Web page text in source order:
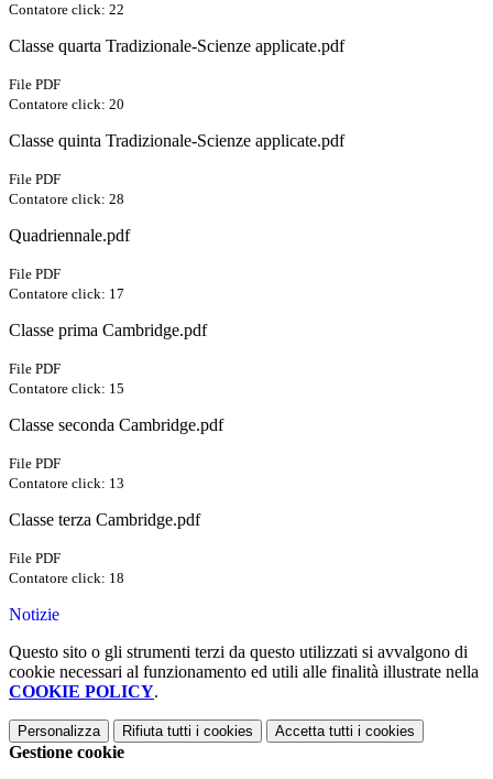
Contatore click: 22
Classe quarta Tradizionale-Scienze applicate.pdf
File PDF
Contatore click: 20
Classe quinta Tradizionale-Scienze applicate.pdf
File PDF
Contatore click: 28
Quadriennale.pdf
File PDF
Contatore click: 17
Classe prima Cambridge.pdf
File PDF
Contatore click: 15
Classe seconda Cambridge.pdf
File PDF
Contatore click: 13
Classe terza Cambridge.pdf
File PDF
Contatore click: 18
Notizie
Questo sito o gli strumenti terzi da questo utilizzati si avvalgono di
cookie necessari al funzionamento ed utili alle finalità illustrate nella
COOKIE POLICY.
Personalizza Rifiuta tutti i cookies Accetta tutti i cookies
Gestione cookie